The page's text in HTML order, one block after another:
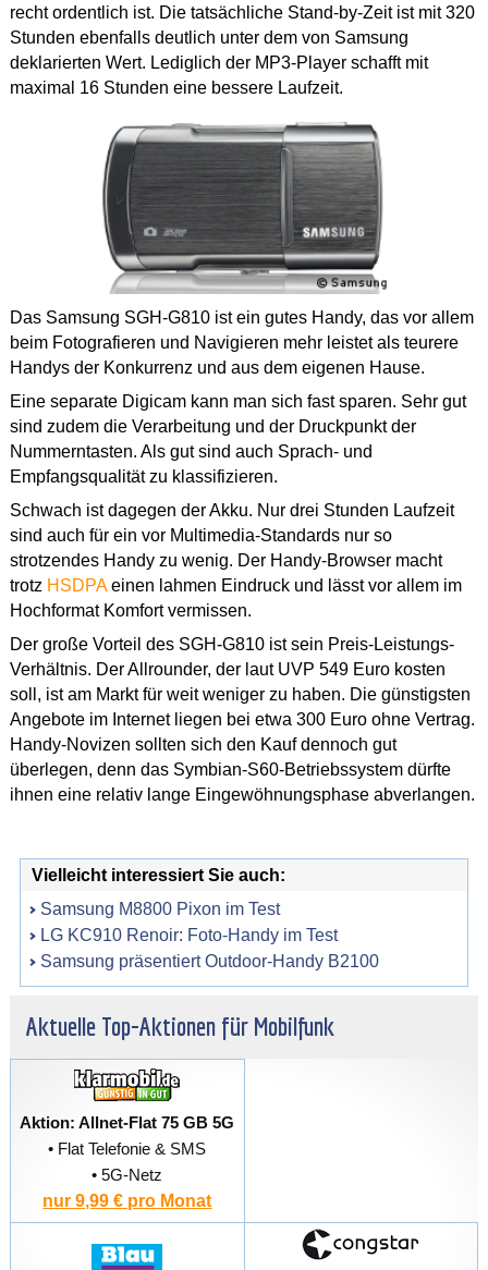
recht ordentlich ist. Die tatsächliche Stand-by-Zeit ist mit 320
Stunden ebenfalls deutlich unter dem von Samsung
deklarierten Wert. Lediglich der MP3-Player schafft mit
maximal 16 Stunden eine bessere Laufzeit.
Das Samsung SGH-G810 ist ein gutes Handy, das vor allem
beim Fotografieren und Navigieren mehr leistet als teurere
Handys der Konkurrenz und aus dem eigenen Hause.
Eine separate Digicam kann man sich fast sparen. Sehr gut
sind zudem die Verarbeitung und der Druckpunkt der
Nummerntasten. Als gut sind auch Sprach- und
Empfangsqualität zu klassifizieren.
Schwach ist dagegen der Akku. Nur drei Stunden Laufzeit
sind auch für ein vor Multimedia-Standards nur so
strotzendes Handy zu wenig. Der Handy-Browser macht
trotz HSDPAeinen lahmen Eindruck und lässt vor allem im
Hochformat Komfort vermissen.
Der große Vorteil des SGH-G810 ist sein Preis-Leistungs-
Verhältnis. Der Allrounder, der laut UVP 549 Euro kosten
soll, ist am Markt für weit weniger zu haben. Die günstigsten
Angebote im Internet liegen bei etwa 300 Euro ohne Vertrag.
Handy-Novizen sollten sich den Kauf dennoch gut
überlegen, denn das Symbian-S60-Betriebssystem dürfte
ihnen eine relativ lange Eingewöhnungsphase abverlangen.
Vielleicht interessiert Sie auch:
Samsung M8800 Pixon im Test
LG KC910 Renoir: Foto-Handy im Test
Samsung präsentiert Outdoor-Handy B2100
Aktuelle Top-Aktionen für Mobilfunk
Aktion: Allnet-Flat 75 GB 5G
• Flat Telefonie & SMS
• 5G-Netz
nur 9,99 € pro Monat